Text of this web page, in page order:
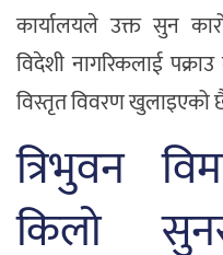
कार्यालयले उक्त सुन
विदेशी नागरिकलाई
विस्तृत विवरण खुलाइएको
त्रिभुवन
किलो